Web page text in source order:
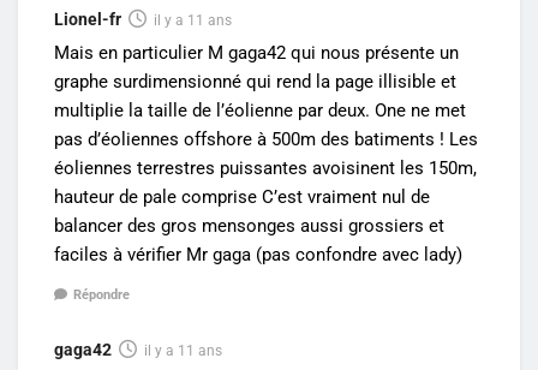
Lionel-fr il y a 11 ans
Mais en particulier M gaga42 qui nous présente un
graphe surdimensionné qui rend la page illisible et
multiplie la taille de l’éolienne par deux. One ne met
pas d’éoliennes offshore à 500m des batiments ! Les
éoliennes terrestres puissantes avoisinent les 150m,
hauteur de pale comprise C’est vraiment nul de
balancer des gros mensonges aussi grossiers et
faciles à vérifier Mr gaga (pas confondre avec lady)
Répondre
gaga42 il y a 11 ans